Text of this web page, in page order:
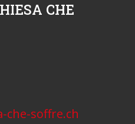
CHE
che-soffre.ch